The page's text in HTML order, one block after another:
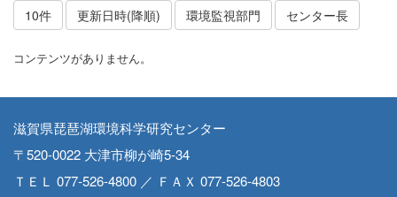
10件 更新日時(降順) 環境監視部門 センター長
コンテンツがありません。
滋賀県琵琶湖環境科学研究センター
〒520-0022 大津市柳が崎5-34
ＴＥＬ 077-526-4800 ／ ＦＡＸ 077-526-4803